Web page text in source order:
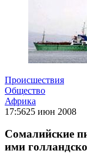
Происшествия
Общество
Африка
17:5625 июн 2008
Сомалийские
ими